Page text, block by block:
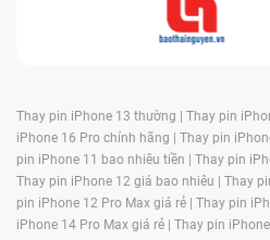
Thay pin iPhone 13 thường | Thay pin
iPhone 16 Pro chính hãng | Thay pin
pin iPhone 11 bao nhiêu tiền | Thay pin
Thay pin iPhone 12 giá bao nhiêu | Thay
pin iPhone 12 Pro Max giá rẻ | Thay pin
iPhone 14 Pro Max giá rẻ | Thay pin